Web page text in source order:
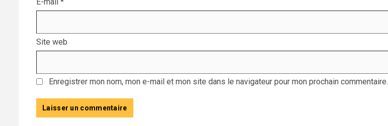
E-mail *
Site web
Enregistrer mon nom, mon e-mail et mon site dans le navigateur pour mon prochain commentaire.